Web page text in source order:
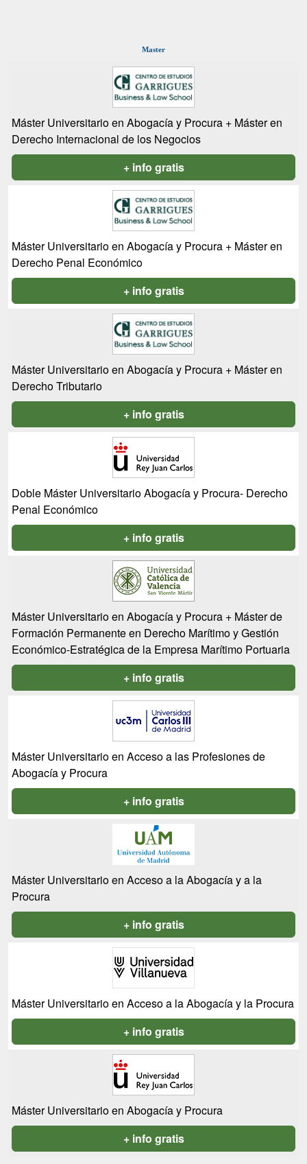
Master
Máster Universitario en Abogacía y Procura + Máster en
Derecho Internacional de los Negocios
+ info gratis
Máster Universitario en Abogacía y Procura + Máster en
Derecho Penal Económico
+ info gratis
Máster Universitario en Abogacía y Procura + Máster en
Derecho Tributario
+ info gratis
Doble Máster Universitario Abogacía y Procura- Derecho
Penal Económico
+ info gratis
Máster Universitario en Abogacía y Procura + Máster de
Formación Permanente en Derecho Marítimo y Gestión
Económico-Estratégica de la Empresa Marítimo Portuaria
+ info gratis
Máster Universitario en Acceso a las Profesiones de
Abogacía y Procura
+ info gratis
Máster Universitario en Acceso a la Abogacía y a la
Procura
+ info gratis
Máster Universitario en Acceso a la Abogacía y la Procura
+ info gratis
Máster Universitario en Abogacía y Procura
+ info gratis